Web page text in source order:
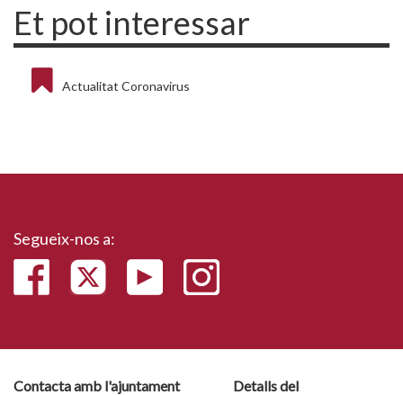
Et pot interessar
Actualitat Coronavirus
Segueix-nos a:
Contacta amb l'ajuntament
Detalls del